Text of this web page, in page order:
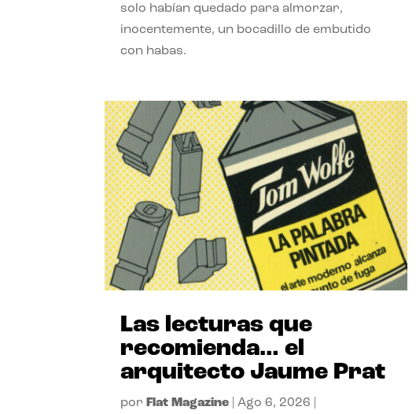
solo habían quedado para almorzar,
inocentemente, un bocadillo de embutido
con habas.
Las lecturas que
recomienda… el
arquitecto Jaume Prat
por Flat Magazine |Ago 6, 2026